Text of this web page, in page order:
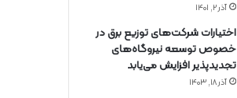
آذر ۲, ۱۴۰۱
اختیارات شرکت‌های توزیع برق در
خصوص توسعه نیروگاه‌های
تجدیدپذیر افزایش می‌یابد
آذر ۱۸, ۱۴۰۳